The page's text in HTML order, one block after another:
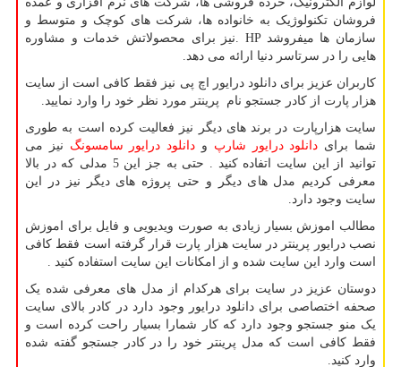
فروشان تکنولوژیک به خانواده ها، شرکت های کوچک و متوسط و
سازمان ها میفروشد . HPنیز برای محصولاتش خدمات و مشاوره
هایی را در سرتاسر دنیا ارائه می دهد.
کاربران عزیز برای دانلود درایور اچ پی نیز فقط کافی است از سایت
هزار پارت از کادر جستجو نام پرینتر مورد نظر خود را وارد نمایید.
سایت هزارپارت در برند های دیگر نیز فعالیت کرده است به طوری
شما برای دانلود درایور شارپ و دانلود درایور سامسونگ نیز می
توانید از این سایت اتفاده کنید . حتی به جز این 5 مدلی که در بالا
معرفی کردیم مدل های دیگر و حتی پروژه های دیگر نیز در این
سایت وجود دارد.
مطالب اموزش بسیار زیادی به صورت ویدیویی و فایل برای اموزش
نصب درایور پرینتر در سایت هزار پارت قرار گرفته است فقط کافی
است وارد این سایت شده و از امکانات این سایت استفاده کنید .
دوستان عزیز در سایت برای هرکدام از مدل های معرفی شده یک
صحفه اختصاصی برای دانلود درایور وجود دارد در کادر بالای سایت
یک منو جستجو وجود دارد که کار شمارا بسیار راحت کرده است و
فقط کافی است که مدل پرینتر خود را در کادر جستجو گفته شده
وارد کنید.